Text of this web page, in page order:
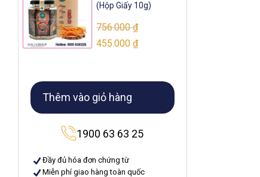
(Hộp Giấy 10g)
756.000₫
455.000 ₫
Thêm vào giỏ hàng
1900 63 63 25
Đầy đủ hóa đơn chứng từ
Miễn phí giao hàng toàn quốc